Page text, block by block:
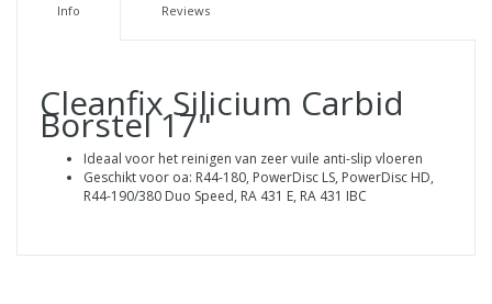
Info Reviews
Cleanfix Silicium Carbid
Borstel 17"
Ideaal voor het reinigen van zeer vuile anti-slip vloeren
Geschikt voor oa: R44-180, PowerDisc LS, PowerDisc HD,
R44-190/380 Duo Speed, RA 431 E, RA 431 IBC